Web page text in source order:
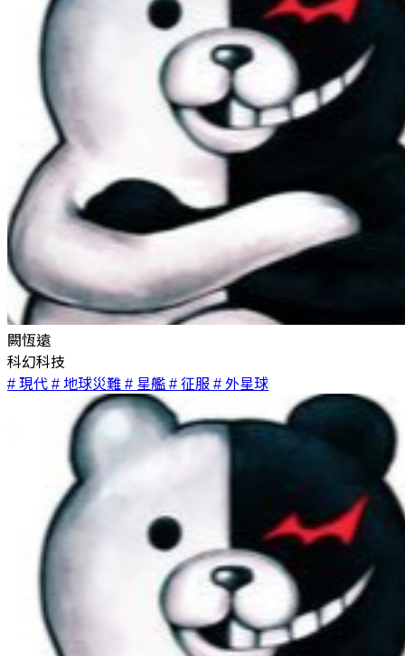
闕恆遠
科幻科技
# 現代 # 地球災難 # 星艦 # 征服 # 外星球